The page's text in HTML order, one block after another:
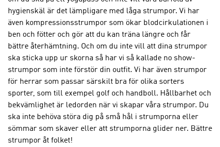
hygienskäl är det lämpligare med låga strumpor. Vi har
även kompressionsstrumpor som ökar blodcirkulationen i
ben och fötter och gör att du kan träna längre och får
bättre återhämtning. Och om du inte vill att dina strumpor
ska sticka upp ur skorna så har vi så kallade no show-
strumpor som inte förstör din outfit. Vi har även strumpor
för herrar som passar särskilt bra för olika sorters
sporter, som till exempel golf och handboll. Hållbarhet och
bekvämlighet är ledorden när vi skapar våra strumpor. Du
ska inte behöva störa dig på små hål i strumporna eller
sömmar som skaver eller att strumporna glider ner. Bättre
strumpor åt folket!